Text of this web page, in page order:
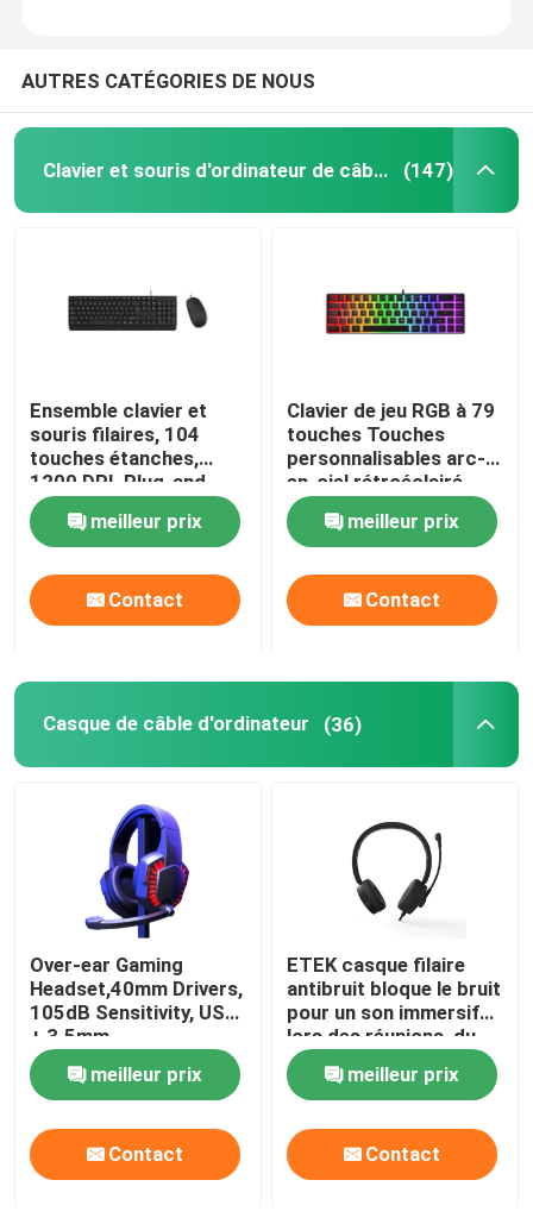
AUTRES CATÉGORIES DE NOUS
Clavier et souris d'ordinateur de câble (147)
Ensemble clavier et
souris filaires, 104
touches étanches,
1200 DPI, Plug-and-
Play USB, pour
bureaux, écoles
meilleur prix
Contact
Clavier de jeu RGB à 79
touches Touches
personnalisables arc-
en-ciel rétroéclairé
USB
meilleur prix
Contact
Casque de câble d'ordinateur (36)
Over-ear Gaming
Headset,40mm Drivers,
105dB Sensitivity, USB
+ 3.5mm,
Omnidirectional Mic,
1.8M Cable, 20-20KHz
Frequency
meilleur prix
Contact
ETEK casque filaire
antibruit bloque le bruit
pour un son immersif
lors des réunions, du
travail ou des jeux
meilleur prix
Contact